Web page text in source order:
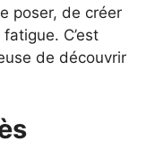
poser, de créer
C’est
de découvrir